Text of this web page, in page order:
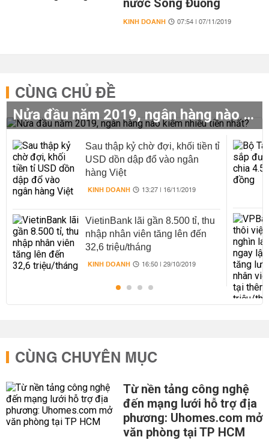
nước Sông Đuống
KINH DOANH 07:54 | 07/11/2019
CÙNG CHỦ ĐỀ
Nửa đầu năm 2019, ngân hàng nào kiếm nhiều tiền nhất?
Sau thập kỷ chờ đợi, khối tiền tỉ
USD dồn dập đổ vào ngân
hàng Việt
KINH DOANH 13:27 | 16/11/2019
VietinBank lãi gần 8.500 tỉ, thu
nhập nhân viên tăng lên đến
32,6 triệu/tháng
KINH DOANH 16:50 | 29/10/2019
CÙNG CHUYÊN MỤC
Từ nền tảng công nghệ
đến mạng lưới hỗ trợ địa
phương: Uhomes.com mở
văn phòng tại TP HCM